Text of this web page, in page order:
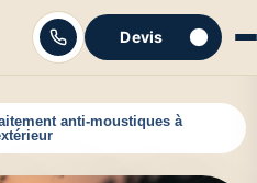
Devis
anti-moustiques à